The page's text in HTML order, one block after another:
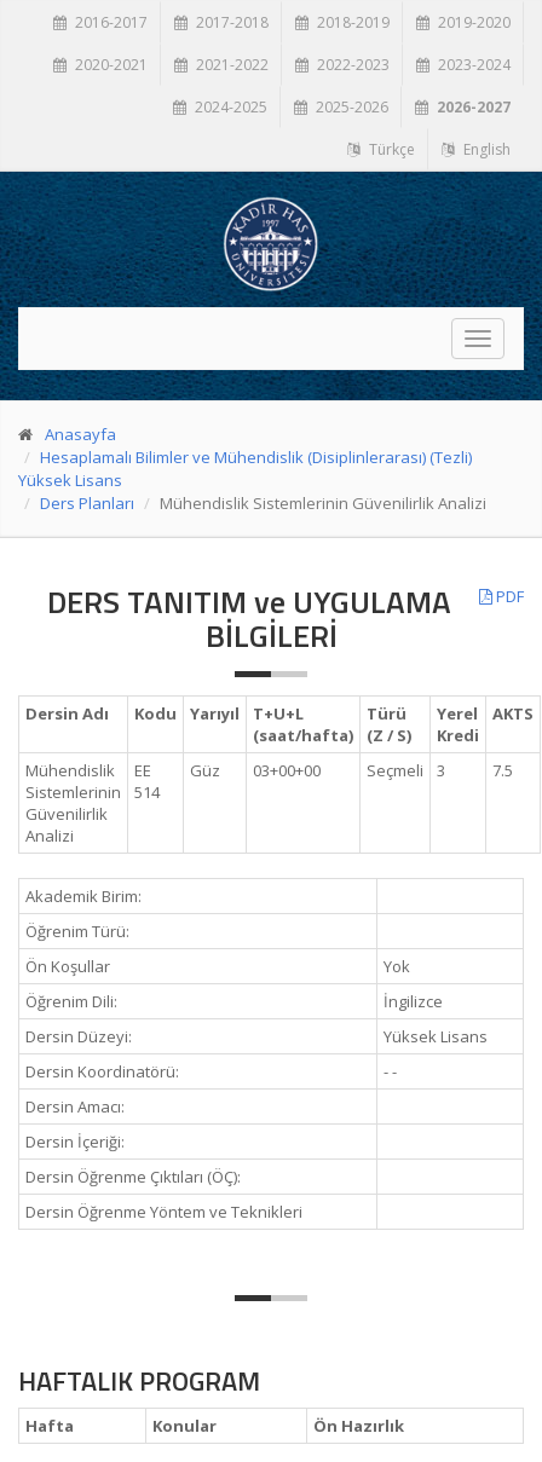
2016-2017 2017-2018 2018-2019 2019-2020
2020-2021 2021-2022 2022-2023 2023-2024
2024-2025 2025-2026 2026-2027
Türkçe English
Toggle
Anasayfa
Hesaplamalı Bilimler ve Mühendislik (Disiplinlerarası) (Tezli)
Yüksek Lisans
Ders Planları
Mühendislik Sistemlerinin Güvenilirlik Analizi
PDF
DERS TANITIM ve UYGULAMA
BİLGİLERİ
Dersin Adı Kodu Yarıyıl
T+U+L
(saat/hafta)
Türü
(Z / S)
Yerel
Kredi
AKTS
Mühendislik
Sistemlerinin
Güvenilirlik
Analizi
EE
514
Güz 03+00+00 Seçmeli 3 7.5
Akademik Birim:
Öğrenim Türü:
Ön Koşullar
Yok
Öğrenim Dili:
İngilizce
Dersin Düzeyi:
Yüksek Lisans
Dersin Koordinatörü:
- -
Dersin Amacı:
Dersin İçeriği:
Dersin Öğrenme Çıktıları (ÖÇ):
Dersin Öğrenme Yöntem ve Teknikleri
HAFTALIK PROGRAM
Hafta Konular Ön Hazırlık